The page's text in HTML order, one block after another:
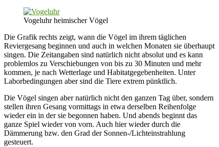
Vogeluhr heimischer Vögel
Die Grafik rechts zeigt, wann die Vögel im ihrem täglichen
Reviergesang beginnen und auch in welchen Monaten sie überhaupt
singen. Die Zeitangaben sind natürlich nicht absolut und es kann
problemlos zu Verschiebungen von bis zu 30 Minuten und mehr
kommen, je nach Wetterlage und Habitatgegebenheiten. Unter
Laborbedingungen aber sind die Tiere extrem pünktlich.
Die Vögel singen aber natürlich nicht den ganzen Tag über, sondern
stellen ihren Gesang vormittags in etwa derselben Reihenfolge
wieder ein in der sie begonnen haben. Und abends beginnt das
ganze Spiel wieder von vorn. Auch hier wieder durch die
Dämmerung bzw. den Grad der Sonnen-/Lichteinstrahlung
gesteuert.